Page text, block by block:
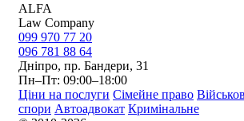
ALFA
Law Company
099 970 77 20
096 781 88 64
Дніпро, пр. Бандери, 31
Пн–Пт: 09:00–18:00
Ціни на послуги Сімейне право
спори Автоадвокат Кримінальне